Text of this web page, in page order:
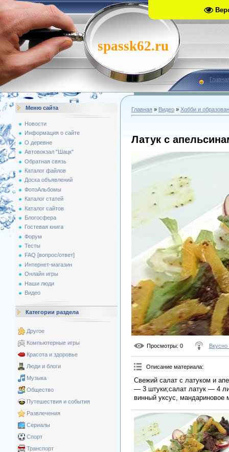
spassk62.ru
Меню сайта
Новости
Информация о сайте
О деревне
Автовокзал "Шацк"
Обратная связь
Каталог файлов
Доска объявлений
ФотоАльбомы
Каталог статей
Каталог сайтов
Блогосфера
Гостевая книга
Форум
Тесты
FAQ [вопрос/ответ]
Интернет-магазин
Онлайн игры
Наши люди
Видео
Категории раздела
Другое
Компьютерные игры
Красота и здоровье
Люди и блоги
Музыка
Общество
Путешествия и события
Развлечения
Сериалы
Спорт
Транспорт
Главная » Видео » Хобби и
Латук с
Просмотры: 0
Описание материала:
Свежий салат с латуком и
— 3 штуки;салат латук — 4
винный уксус,